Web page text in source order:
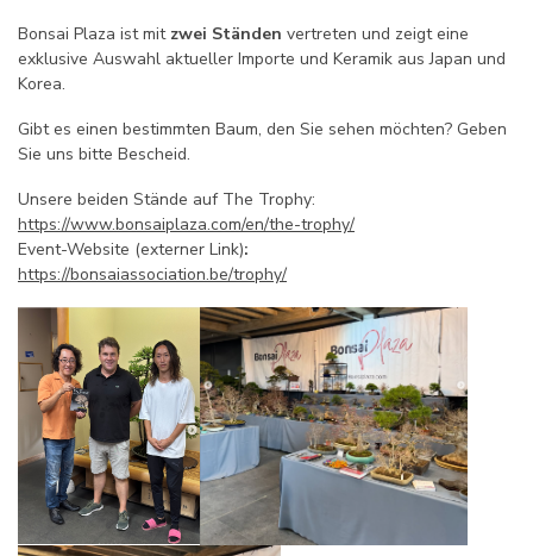
Bonsai Plaza ist mit zwei Ständen vertreten und zeigt eine
exklusive Auswahl aktueller Importe und Keramik aus Japan und
Korea.
Gibt es einen bestimmten Baum, den Sie sehen möchten? Geben
Sie uns bitte Bescheid.
Unsere beiden Stände auf The Trophy:
https://www.bonsaiplaza.com/en/the-trophy/
Event-Website (externer Link):
https://bonsaiassociation.be/trophy/